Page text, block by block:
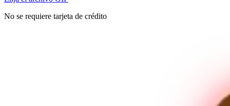
No se requiere tarjeta de crédito